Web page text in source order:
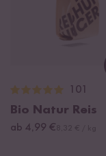
101
Bio Natur Reis
ab 4,99 €